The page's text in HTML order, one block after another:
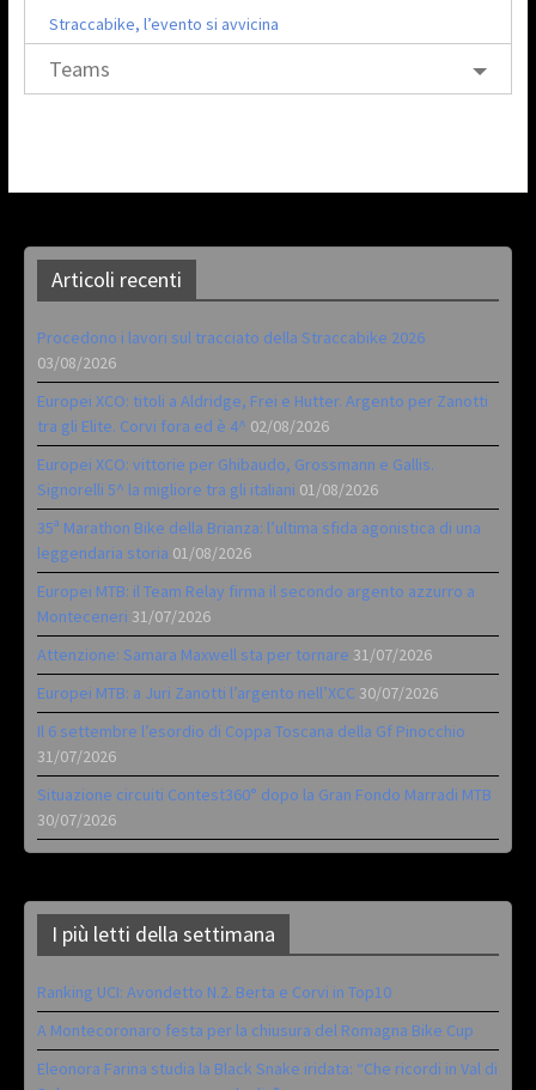
Straccabike, l’evento si avvicina
Teams
Articoli recenti
Procedono i lavori sul tracciato della Straccabike 2026
03/08/2026
Europei XCO: titoli a Aldridge, Frei e Hutter. Argento per Zanotti
tra gli Elite. Corvi fora ed è 4^ 02/08/2026
Europei XCO: vittorie per Ghibaudo, Grossmann e Gallis.
Signorelli 5^ la migliore tra gli italiani 01/08/2026
35ª Marathon Bike della Brianza: l’ultima sfida agonistica di una
leggendaria storia 01/08/2026
Europei MTB: il Team Relay firma il secondo argento azzurro a
Monteceneri 31/07/2026
Attenzione: Samara Maxwell sta per tornare 31/07/2026
Europei MTB: a Juri Zanotti l’argento nell’XCC 30/07/2026
Il 6 settembre l’esordio di Coppa Toscana della Gf Pinocchio
31/07/2026
Situazione circuiti Contest360° dopo la Gran Fondo Marradi MTB
30/07/2026
I più letti della settimana
Ranking UCI: Avondetto N.2. Berta e Corvi in Top10
A Montecoronaro festa per la chiusura del Romagna Bike Cup
Eleonora Farina studia la Black Snake iridata: “Che ricordi in Val di